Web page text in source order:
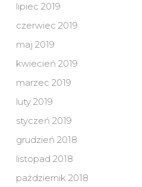
lipiec 2019
czerwiec 2019
maj 2019
kwiecień 2019
marzec 2019
luty 2019
styczeń 2019
grudzień 2018
listopad 2018
październik 2018